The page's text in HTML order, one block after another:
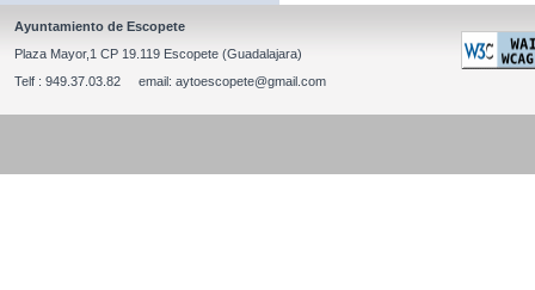
Ayuntamiento de Escopete
Plaza Mayor,1 CP 19.119 Escopete (Guadalajara)
Telf : 949.37.03.82 email: aytoescopete@gmail.com